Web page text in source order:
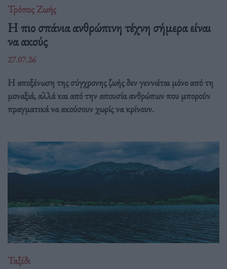
Τρόπος Ζωής
Η πιο σπάνια ανθρώπινη τέχνη σήμερα είναι
να ακούς
27.07.26
Η αποξένωση της σύγχρονης ζωής δεν γεννιέται μόνο από τη
μοναξιά, αλλά και από την απουσία ανθρώπων που μπορούν
πραγματικά να ακούσουν χωρίς να κρίνουν.
Ταξίδι